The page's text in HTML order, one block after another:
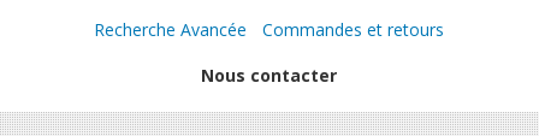
Recherche Avancée
Commandes et retours
Nous contacter